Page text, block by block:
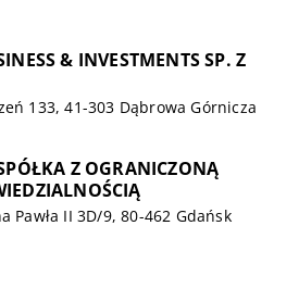
& INVESTMENTS SP. Z
133, 41-303 Dąbrowa Górnicza
Z OGRANICZONĄ
Pawła II 3D/9, 80-462 Gdańsk